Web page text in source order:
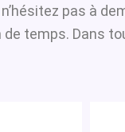
pas à
temps. Dans